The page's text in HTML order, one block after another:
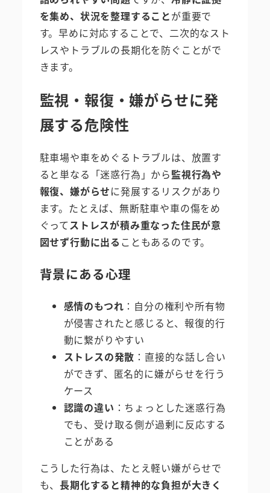
を集め、状況を整理することが重要で
す。早めに対応することで、二次的なスト
レスやトラブルの長期化を防ぐことがで
きます。
監視・報復・嫌がらせに発
展する危険性
駐車場や車をめぐるトラブルは、放置す
ると単なる「迷惑行為」から監視行為や
報復、嫌がらせに発展するリスクがあり
ます。たとえば、無断駐車や車の傷をめ
ぐってストレスが積み重なった住民が意
図せず行動に出る こともあるのです。
背景にある心理
感情のもつれ ：自分の権利や所有物
が侵害されたと感じると、報復的行
動に繋がりやすい
ストレスの発散 ：直接的な話し合い
ができず、匿名的に嫌がらせを行う
ケース
認識の違い ：ちょっとした迷惑行為
でも、受け取る側が過剰に反応する
ことがある
こうした行為は、たとえ軽い嫌がらせで
も、長期化すると精神的な負担が大きく